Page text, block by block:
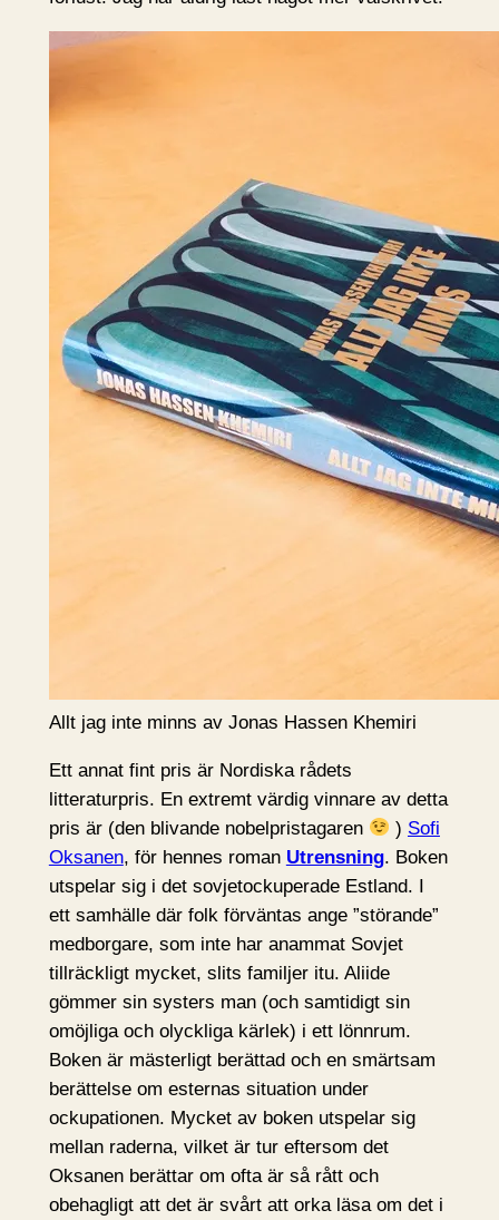
Allt jag inte minns av Jonas Hassen Khemiri
Ett annat fint pris är Nordiska rådets
litteraturpris. En extremt värdig vinnare av detta
pris är (den blivande nobelpristagaren
) Sofi
Oksanen, för hennes roman Utrensning. Boken
utspelar sig i det sovjetockuperade Estland. I
ett samhälle där folk förväntas ange ”störande”
medborgare, som inte har anammat Sovjet
tillräckligt mycket, slits familjer itu. Aliide
gömmer sin systers man (och samtidigt sin
omöjliga och olyckliga kärlek) i ett lönnrum.
Boken är mästerligt berättad och en smärtsam
berättelse om esternas situation under
ockupationen. Mycket av boken utspelar sig
mellan raderna, vilket är tur eftersom det
Oksanen berättar om ofta är så rått och
obehagligt att det är svårt att orka läsa om det i